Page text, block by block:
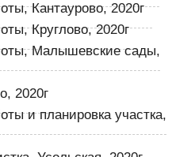
Кантаурово, 2020г
Круглово, 2020г
Малышевские сады,
2020г
и планировка участка,